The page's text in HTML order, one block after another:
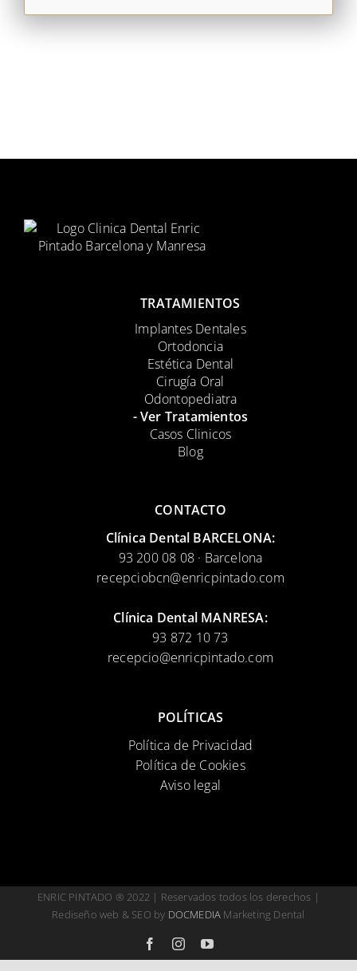
TRATAMIENTOS
Implantes Dentales
Ortodoncia
Estética Dental
Cirugía Oral
Odontopediatra
- Ver Tratamientos
Casos Clinicos
Blog
CONTACTO
Clínica Dental BARCELONA:
93 200 08 08 · Barcelona
recepciobcn@enricpintado.com
Clínica Dental MANRESA:
93 872 10 73
recepcio@enricpintado.com
POLÍTICAS
Política de Privacidad
Política de Cookies
Aviso legal
ENRIC PINTADO ® 2022 | Reservados todos los derechos |
Rediseño web & SEO by DOCMEDIA Marketing Dental
FacebookInstagramYouTube